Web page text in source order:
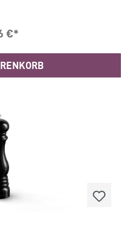
Materialien
erwarten.Material
Breite: 6.2 cm Höhe:
10 Jahre
€*